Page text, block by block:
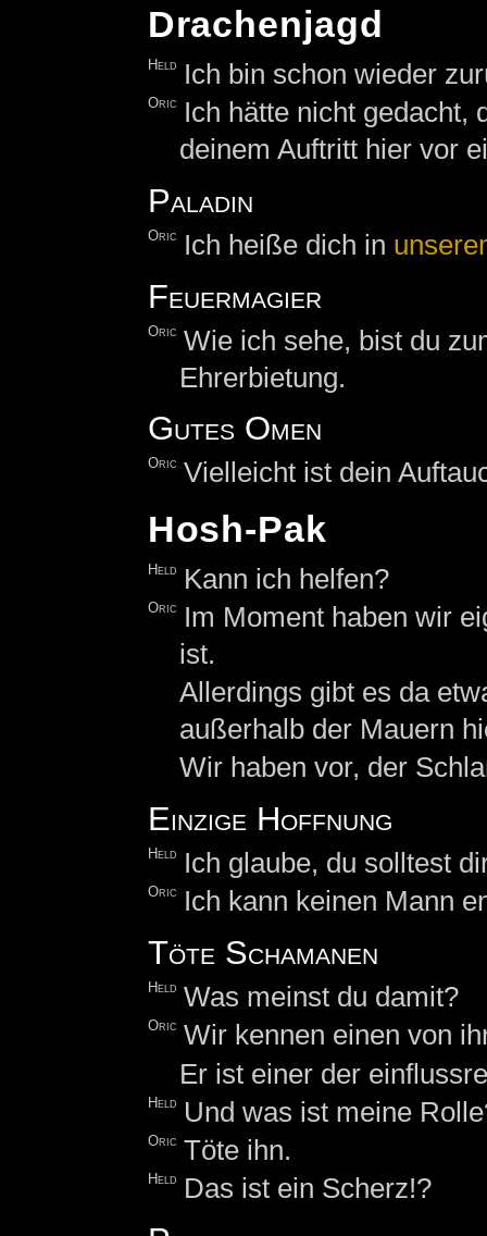
Drachenjagd
Held Ich bin schon wieder
Oric
Ich hätte nicht gedacht,
deinem Auftritt hier vor
Paladin
Oric Ich heiße dich in
Feuermagier
Oric Wie ich sehe, bist du
Ehrerbietung.
Gutes Omen
Oric Vielleicht ist dein
Hosh-Pak
Held Kann ich helfen?
Oric
Im Moment haben wir
ist.
Allerdings gibt es da
außerhalb der Mauern
Wir haben vor, der
Einzige Hoffnung
Held Ich glaube, du solltest
Oric Ich kann keinen Mann
Töte Schamanen
Held Was meinst du damit?
Oric Wir kennen einen von
Er ist einer der
Held Und was ist meine
Oric Töte ihn.
Held Das ist ein Scherz!?